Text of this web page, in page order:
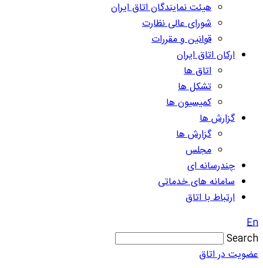
هیئت نمایندگان اتاق ایران
شورای عالی نظارت
قوانین و مقررات
ارکان اتاق ایران
اتاق ها
تشکل ها
کمیسیون ها
گزارش ها
گزارش ها
مجلس
چندرسانه ای
سامانه های خدماتی
ارتباط با اتاق
En
Search
عضویت در اتاق